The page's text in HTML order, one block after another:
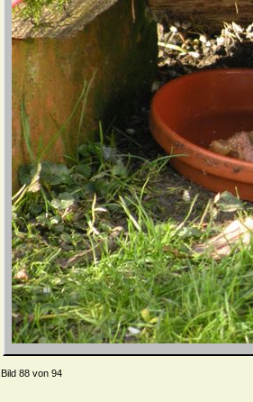
Bild 88 von 94